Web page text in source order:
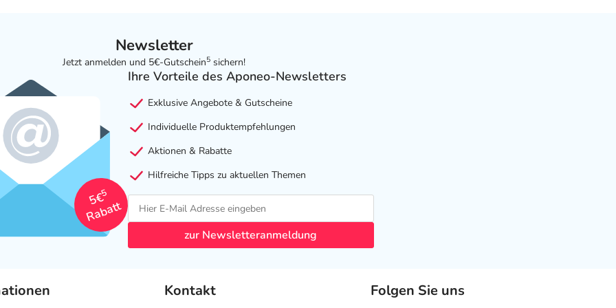
Newsletter
Jetzt anmelden und 5€-Gutschein5 sichern!
5€
5
Rabatt
Ihre Vorteile des Aponeo-Newsletters
Exklusive Angebote & Gutscheine
Individuelle Produktempfehlungen
Aktionen & Rabatte
Hilfreiche Tipps zu aktuellen Themen
zur Newsletteranmeldung
Kontakt Folgen Sie uns